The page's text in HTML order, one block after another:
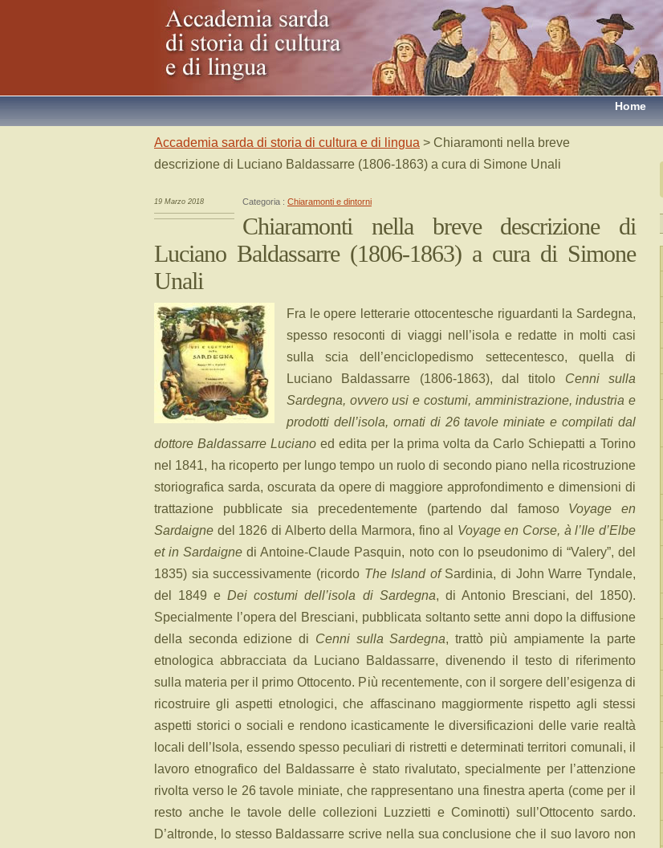
Home
Accademia sarda di storia di cultura e di lingua > Chiaramonti nella breve
descrizione di Luciano Baldassarre (1806-1863) a cura di Simone Unali
19 Marzo 2018 Categoria : Chiaramonti e dintorni
Chiaramonti nella breve descrizione di
Luciano Baldassarre (1806-1863) a cura di Simone
Unali
Fra le opere letterarie ottocentesche riguardanti la Sardegna,
spesso resoconti di viaggi nell’isola e redatte in molti casi
sulla scia dell’enciclopedismo settecentesco, quella di
Luciano Baldassarre (1806-1863), dal titolo Cenni sulla
Sardegna, ovvero usi e costumi, amministrazione, industria e
prodotti dell’isola, ornati di 26 tavole miniate e compilati dal
dottore Baldassarre Lucianoed edita per la prima volta da Carlo Schiepatti a Torino
nel 1841, ha ricoperto per lungo tempo un ruolo di secondo piano nella ricostruzione
storiografica sarda, oscurata da opere di maggiore approfondimento e dimensioni di
trattazione pubblicate sia precedentemente (partendo dal famoso Voyage en
Sardaigne del 1826 di Alberto della Marmora, fino al Voyage en Corse, à l’Ile d’Elbe
et in Sardaignedi Antoine-Claude Pasquin, noto con lo pseudonimo di “Valery”, del
1835) sia successivamente (ricordo The Island of Sardinia, di John Warre Tyndale,
del 1849 eDei costumi dell’isola di Sardegna, di Antonio Bresciani, del 1850).
Specialmente l’opera del Bresciani, pubblicata soltanto sette anni dopo la diffusione
della seconda edizione di Cenni sulla Sardegna, trattò più ampiamente la parte
etnologica abbracciata da Luciano Baldassarre, divenendo il testo di riferimento
sulla materia per il primo Ottocento. Più recentemente, con il sorgere dell’esigenza di
ricostruire gli aspetti etnologici, che affascinano maggiormente rispetto agli stessi
aspetti storici o sociali e rendono icasticamente le diversificazioni delle varie realtà
locali dell’Isola, essendo spesso peculiari di ristretti e determinati territori comunali, il
lavoro etnografico del Baldassarre è stato rivalutato, specialmente per l’attenzione
rivolta verso le 26 tavole miniate, che rappresentano una finestra aperta (come per il
resto anche le tavole delle collezioni Luzzietti e Cominotti) sull’Ottocento sardo.
D’altronde, lo stesso Baldassarre scrive nella sua conclusione che il suo lavoro non